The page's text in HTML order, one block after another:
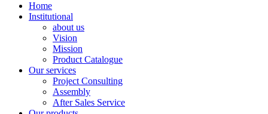
Home
Institutional
about us
Vision
Mission
Product Catalogue
Our services
Project Consulting
Assembly
After Sales Service